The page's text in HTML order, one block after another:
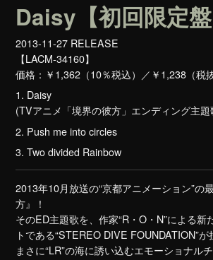
Daisy【初回限定盤
2013-11-27 RELEASE
【LACM-34160】
価格： ￥1,362（10％税込）／￥1,238（税抜
1. Daisy
(TVアニメ「境界の彼方」エンディング主題
2. Push me into circles
3. Two divided Rainbow
2013年10月放送の“京都アニメーション”の
方』！
そのED主題歌を、作家“R・O・N”による新
トである“STEREO DIVE FOUNDATION”が
まさに“LR”の海に誘い込むエモーショナル